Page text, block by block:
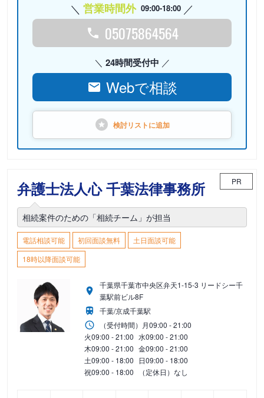
営業時間外 09:00-18:00
05075864564
24時間受付中
Webで相談
検討リストに追加
弁護士法人心 千葉法律事務所 PR
相続案件のための「相続チーム」が担当
電話相談可能 初回面談無料
土日面談可能
18時以降面談可能
千葉県千葉市中央区弁天1-15-3 リードシー千
葉駅前ビル8F
千葉/京成千葉駅
（受付時間） 月09:00 - 21:00
火09:00 - 21:00 水09:00 - 21:00
木09:00 - 21:00 金09:00 - 21:00
土09:00 - 18:00 日09:00 - 18:00
祝09:00 - 18:00 （定休日）なし